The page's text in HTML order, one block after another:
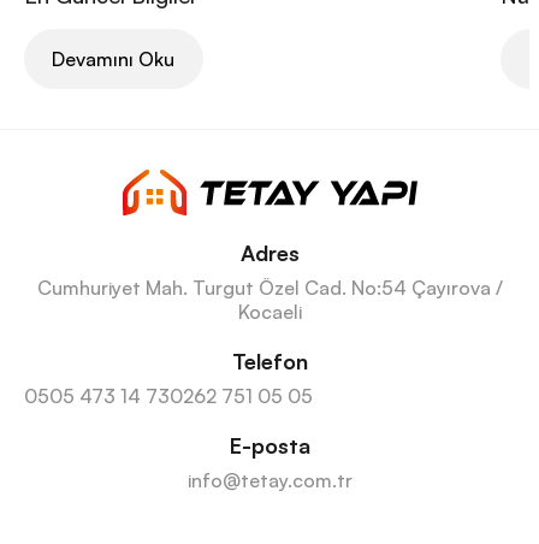
Devamını Oku
Adres
Cumhuriyet Mah. Turgut Özel Cad. No:54 Çayırova /
Kocaeli
Telefon
0505 473 14 730262 751 05 05
E-posta
info@tetay.com.tr